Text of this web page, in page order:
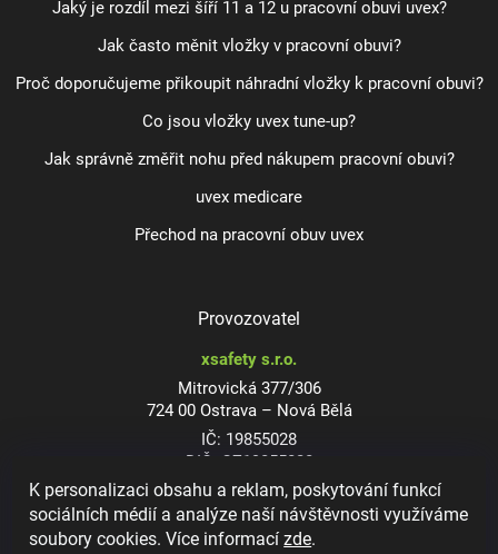
K personalizaci obsahu a reklam, poskytování funkcí
sociálních médií a analýze naší návštěvnosti využíváme
soubory cookies. Více informacízde.
Jaký je rozdíl mezi šíří 11 a 12 u pracovní obuvi uvex?
Jak často měnit vložky v pracovní obuvi?
Proč doporučujeme přikoupit náhradní vložky k pracovní obuvi?
Co jsou vložky uvex tune-up?
Jak správně změřit nohu před nákupem pracovní obuvi?
uvex medicare
Přechod na pracovní obuv uvex
Provozovatel
xsafety s.r.o.
Mitrovická 377/306
724 00 Ostrava – Nová Bělá
IČ: 19855028
DIČ: CZ19855028